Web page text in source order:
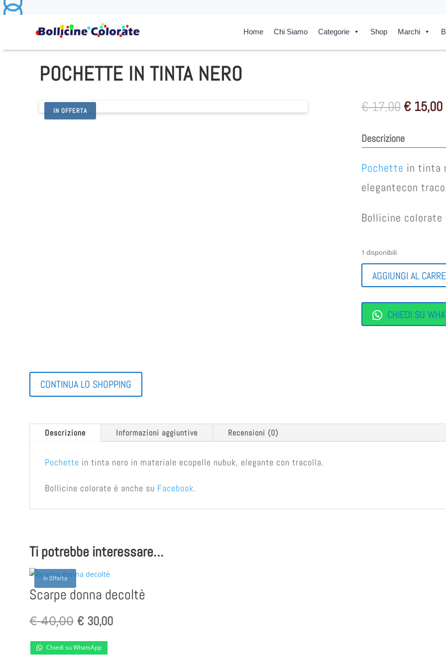
Home Chi Siamo Categorie Shop Marchi
POCHETTE IN TINTA NERO
IN OFFERTA €17,00 Il
prezzo
era:
€ 17,00.
€15,00Il
Descrizione
Pochette in tinta
elegantecon
Bollicine colorate
1 disponibili
POCHETTE
TINTA
QUANTITÀ
AGGIUNGI AL
CHIEDI SU
CONTINUA LO SHOPPING
Descrizione Informazioni aggiuntive Recensioni (0)
Pochette in tinta nero in materiale ecopelle nubuk, elegante con tracolla.
Bollicine colorate è anche su Facebook.
Ti potrebbe interessare…
In Offerta
Scarpe donna decoltè
€40,00 Il
prezzo
€ 30,00Il
Chiedi su WhatsApp